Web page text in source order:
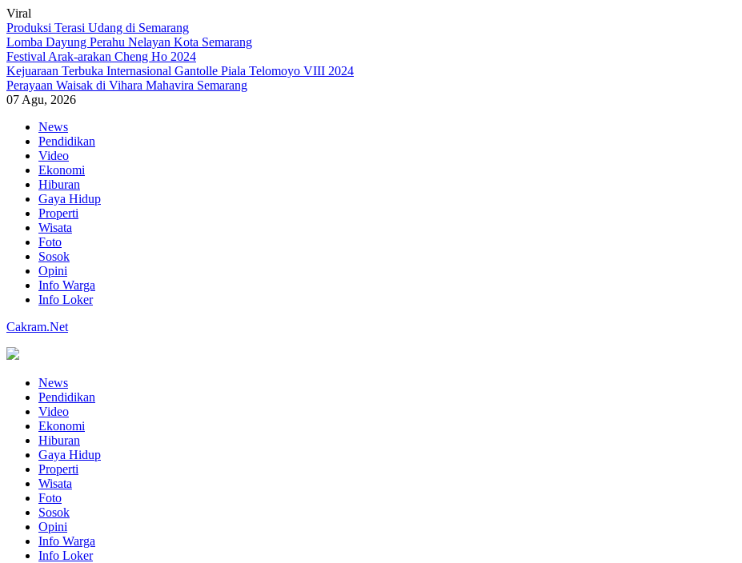
Viral
Produksi Terasi Udang di Semarang
Lomba Dayung Perahu Nelayan Kota Semarang
Festival Arak-arakan Cheng Ho 2024
Kejuaraan Terbuka Internasional Gantolle Piala Telomoyo VIII 2024
Perayaan Waisak di Vihara Mahavira Semarang
07 Agu, 2026
Skip
content
News
Pendidikan
Video
Ekonomi
Hiburan
Gaya Hidup
Properti
Wisata
Foto
Sosok
Opini
Info Warga
Info Loker
Cakram.Net
News
Pendidikan
Video
Ekonomi
Hiburan
Gaya Hidup
Properti
Wisata
Foto
Sosok
Opini
Info Warga
Info Loker